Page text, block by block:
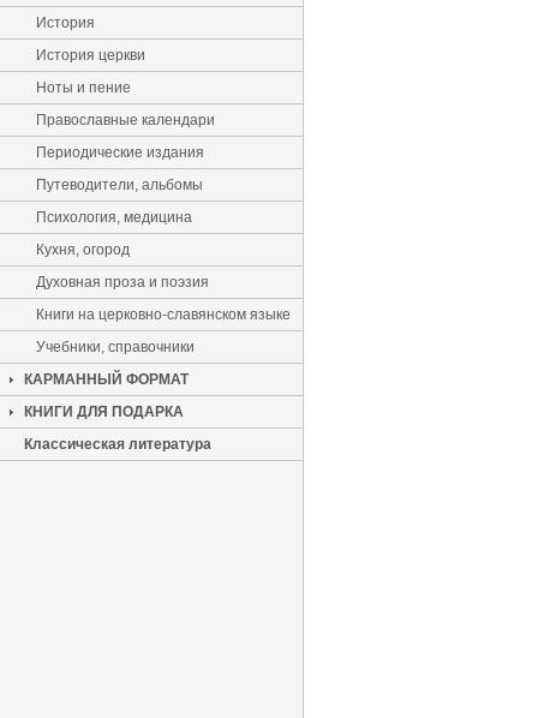
История
История церкви
Ноты и пение
Православные календари
Периодические издания
Путеводители, альбомы
Психология, медицина
Кухня, огород
Духовная проза и поэзия
Книги на церковно-славянском языке
Учебники, справочники
КАРМАННЫЙ ФОРМАТ
КНИГИ ДЛЯ ПОДАРКА
Классическая литература